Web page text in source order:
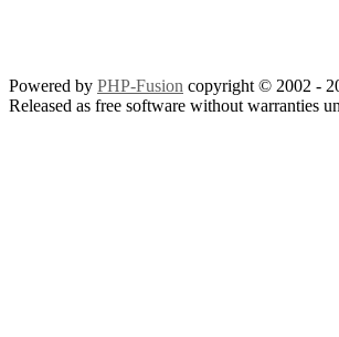
Powered by PHP-Fusion copyright © 2002 -
Released as free software without warranties